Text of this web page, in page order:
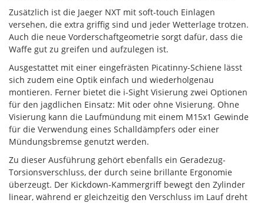
Zusätzlich ist die Jaeger NXT mit soft-touch Einlagen
versehen, die extra griffig sind und jeder Wetterlage trotzen.
Auch die neue Vorderschaftgeometrie sorgt dafür, dass die
Waffe gut zu greifen und aufzulegen ist.
Ausgestattet mit einer eingefrästen Picatinny-Schiene lässt
sich zudem eine Optik einfach und wiederholgenau
montieren. Ferner bietet die i-Sight Visierung zwei Optionen
für den jagdlichen Einsatz: Mit oder ohne Visierung. Ohne
Visierung kann die Laufmündung mit einem M15x1 Gewinde
für die Verwendung eines Schalldämpfers oder einer
Mündungsbremse genutzt werden.
Zu dieser Ausführung gehört ebenfalls ein Geradezug-
Torsionsverschluss, der durch seine brillante Ergonomie
überzeugt. Der Kickdown-Kammergriff bewegt den Zylinder
linear, während er gleichzeitig den Verschluss im Lauf dreht